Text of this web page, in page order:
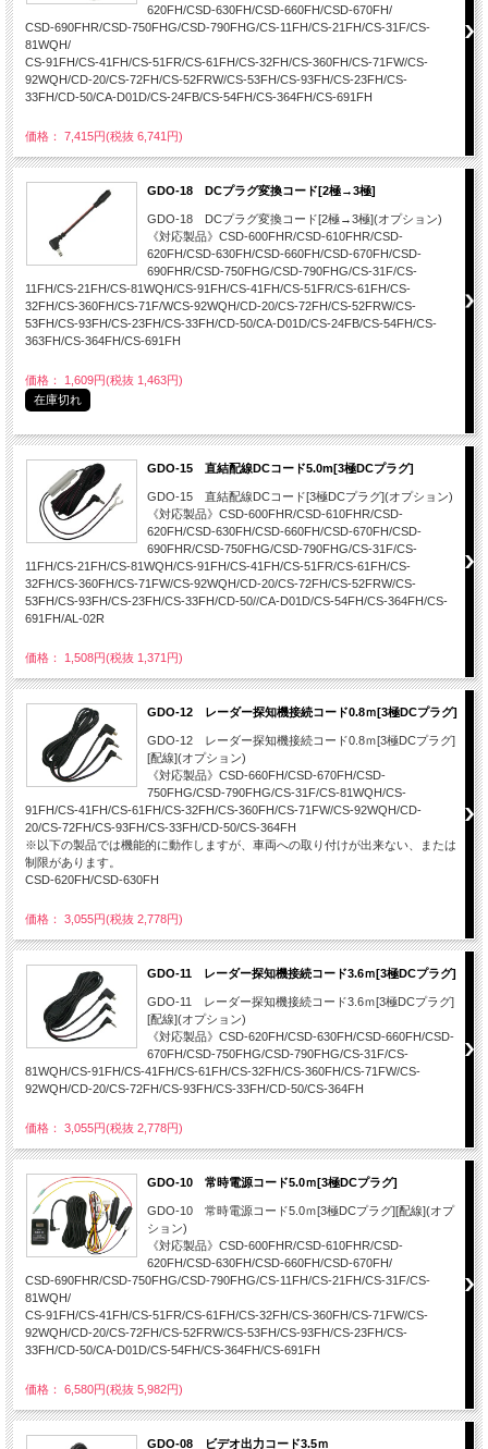
620FH/CSD-630FH/CSD-660FH/CSD-670FH/
CSD-690FHR/CSD-750FHG/CSD-790FHG/CS-11FH/CS-21FH/CS-31F/CS-
81WQH/
CS-91FH/CS-41FH/CS-51FR/CS-61FH/CS-32FH/CS-360FH/CS-71FW/CS-
92WQH/CD-20/CS-72FH/CS-52FRW/CS-53FH/CS-93FH/CS-23FH/CS-
33FH/CD-50/CA-D01D/CS-24FB/CS-54FH/CS-364FH/CS-691FH
価格： 7,415円(税抜 6,741円)
GDO-18 DCプラグ変換コード[2極→3極]
GDO-18 DCプラグ変換コード[2極→3極](オプション)
《対応製品》CSD-600FHR/CSD-610FHR/CSD-
620FH/CSD-630FH/CSD-660FH/CSD-670FH/CSD-
690FHR/CSD-750FHG/CSD-790FHG/CS-31F/CS-
11FH/CS-21FH/CS-81WQH/CS-91FH/CS-41FH/CS-51FR/CS-61FH/CS-
32FH/CS-360FH/CS-71F/WCS-92WQH/CD-20/CS-72FH/CS-52FRW/CS-
53FH/CS-93FH/CS-23FH/CS-33FH/CD-50/CA-D01D/CS-24FB/CS-54FH/CS-
363FH/CS-364FH/CS-691FH
価格： 1,609円(税抜 1,463円)
在庫切れ
GDO-15 直結配線DCコード5.0m[3極DCプラグ]
GDO-15 直結配線DCコード[3極DCプラグ](オプション)
《対応製品》CSD-600FHR/CSD-610FHR/CSD-
620FH/CSD-630FH/CSD-660FH/CSD-670FH/CSD-
690FHR/CSD-750FHG/CSD-790FHG/CS-31F/CS-
11FH/CS-21FH/CS-81WQH/CS-91FH/CS-41FH/CS-51FR/CS-61FH/CS-
32FH/CS-360FH/CS-71FW/CS-92WQH/CD-20/CS-72FH/CS-52FRW/CS-
53FH/CS-93FH/CS-23FH/CS-33FH/CD-50//CA-D01D/CS-54FH/CS-364FH/CS-
691FH/AL-02R
価格： 1,508円(税抜 1,371円)
GDO-12 レーダー探知機接続コード0.8ｍ[3極DCプラグ]
GDO-12 レーダー探知機接続コード0.8ｍ[3極DCプラグ]
[配線](オプション)
《対応製品》CSD-660FH/CSD-670FH/CSD-
750FHG/CSD-790FHG/CS-31F/CS-81WQH/CS-
91FH/CS-41FH/CS-61FH/CS-32FH/CS-360FH/CS-71FW/CS-92WQH/CD-
20/CS-72FH/CS-93FH/CS-33FH/CD-50/CS-364FH
※以下の製品では機能的に動作しますが、車両への取り付けが出来ない、または
制限があります。
CSD-620FH/CSD-630FH
価格： 3,055円(税抜 2,778円)
GDO-11 レーダー探知機接続コード3.6ｍ[3極DCプラグ]
GDO-11 レーダー探知機接続コード3.6ｍ[3極DCプラグ]
[配線](オプション)
《対応製品》CSD-620FH/CSD-630FH/CSD-660FH/CSD-
670FH/CSD-750FHG/CSD-790FHG/CS-31F/CS-
81WQH/CS-91FH/CS-41FH/CS-61FH/CS-32FH/CS-360FH/CS-71FW/CS-
92WQH/CD-20/CS-72FH/CS-93FH/CS-33FH/CD-50/CS-364FH
価格： 3,055円(税抜 2,778円)
GDO-10 常時電源コード5.0ｍ[3極DCプラグ]
GDO-10 常時電源コード5.0ｍ[3極DCプラグ][配線](オプ
ション)
《対応製品》CSD-600FHR/CSD-610FHR/CSD-
620FH/CSD-630FH/CSD-660FH/CSD-670FH/
CSD-690FHR/CSD-750FHG/CSD-790FHG/CS-11FH/CS-21FH/CS-31F/CS-
81WQH/
CS-91FH/CS-41FH/CS-51FR/CS-61FH/CS-32FH/CS-360FH/CS-71FW/CS-
92WQH/CD-20/CS-72FH/CS-52FRW/CS-53FH/CS-93FH/CS-23FH/CS-
33FH/CD-50/CA-D01D/CS-54FH/CS-364FH/CS-691FH
価格： 6,580円(税抜 5,982円)
GDO-08 ビデオ出力コード3.5ｍ